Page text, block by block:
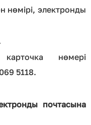
нөмірі, электронды
нөмері
5118.
почтасына